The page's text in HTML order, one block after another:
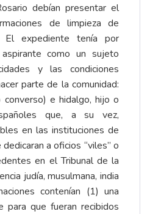
debían presentar el
de limpieza de
El expediente tenía por
como un sujeto
y las condiciones
parte de la comunidad:
e hidalgo, hijo o
que, a su vez,
en las instituciones de
a oficios “viles” o
en el Tribunal de la
judía, musulmana, india
contenían (1) una
para que fueran recibidos